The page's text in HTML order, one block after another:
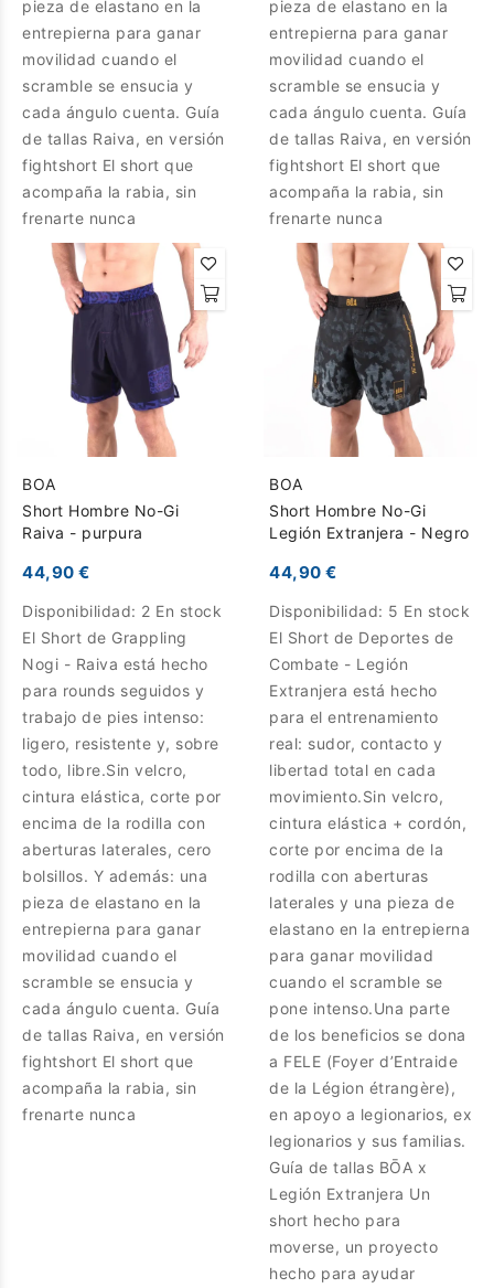
pieza de elastano en la
entrepierna para ganar
movilidad cuando el
scramble se ensucia y
cada ángulo cuenta. Guía
de tallas Raiva, en versión
fightshort El short que
acompaña la rabia, sin
frenarte nunca
pieza de elastano en la
entrepierna para ganar
movilidad cuando el
scramble se ensucia y
cada ángulo cuenta. Guía
de tallas Raiva, en versión
fightshort El short que
acompaña la rabia, sin
frenarte nunca
BOA
Short Hombre No-Gi
Raiva - purpura
44,90 €
Disponibilidad: 2 En stock
El Short de Grappling
Nogi - Raiva está hecho
para rounds seguidos y
trabajo de pies intenso:
ligero, resistente y, sobre
todo, libre.Sin velcro,
cintura elástica, corte por
encima de la rodilla con
aberturas laterales, cero
bolsillos. Y además: una
pieza de elastano en la
entrepierna para ganar
movilidad cuando el
scramble se ensucia y
cada ángulo cuenta. Guía
de tallas Raiva, en versión
fightshort El short que
acompaña la rabia, sin
frenarte nunca
BOA
Short Hombre No-Gi
Legión Extranjera - Negro
44,90 €
Disponibilidad: 5 En stock
El Short de Deportes de
Combate - Legión
Extranjera está hecho
para el entrenamiento
real: sudor, contacto y
libertad total en cada
movimiento.Sin velcro,
cintura elástica + cordón,
corte por encima de la
rodilla con aberturas
laterales y una pieza de
elastano en la entrepierna
para ganar movilidad
cuando el scramble se
pone intenso.Una parte
de los beneficios se dona
a FELE (Foyer d’Entraide
de la Légion étrangère),
en apoyo a legionarios, ex
legionarios y sus familias.
Guía de tallas BŌA x
Legión Extranjera Un
short hecho para
moverse, un proyecto
hecho para ayudar